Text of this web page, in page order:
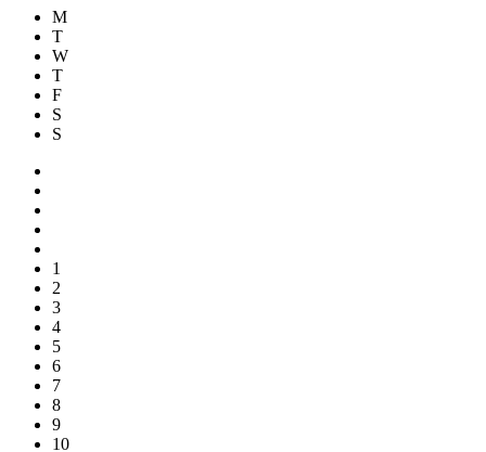
M
T
W
T
F
S
S
1
2
3
4
5
6
7
8
9
10